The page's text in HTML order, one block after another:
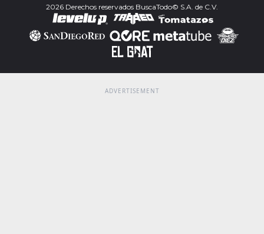
2026 Derechos reservados BuscaTodo© S.A. de C.V.